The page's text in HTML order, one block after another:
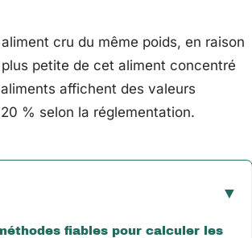
cru du même poids, en raison
petite de cet aliment concentré
affichent des valeurs
% selon la réglementation.
fiables pour calculer les